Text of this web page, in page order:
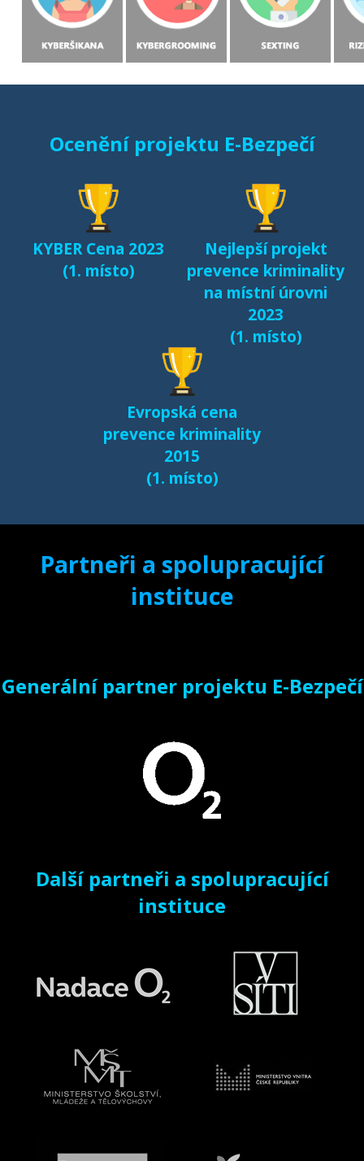
Ocenění projektu E-Bezpečí
KYBER Cena 2023
(1. místo)
Nejlepší projekt
prevence kriminality
na místní úrovni
2023
(1. místo)
Evropská cena
prevence kriminality
2015
(1. místo)
Partneři a spolupracující
instituce
Generální partner projektu E-Bezpečí
Další partneři a spolupracující
instituce